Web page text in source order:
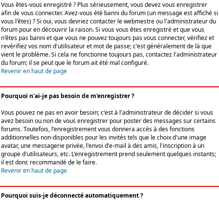
Vous êtes-vous enregistré ? Plus sérieusement, vous devez vous enregistrer
afin de vous connecter. Avez-vous été banni du forum (un message est affiché si
vous l'êtes) ? Si oui, vous devriez contacter le webmestre ou l'administrateur du
forum pour en découvrir la raison. Si vous vous êtes enregistré et que vous
n'êtes pas banni et que vous ne pouvez toujours pas vous connecter, vérifiez et
revérifiez vos nom d'utilisateur et mot de passe; c'est généralement de là que
vient le problème. Si cela ne fonctionne toujours pas, contactez l'administrateur
du forum; il se peut que le forum ait été mal configuré.
Revenir en haut de page
Pourquoi n'ai-je pas besoin de m'enregistrer ?
Vous pouvez ne pas en avoir besoin; c'est à l'administrateur de décider si vous
avez besoin ou non de vous enregistrer pour poster des messages sur certains
forums. Toutefois, l'enregistrement vous donnera accès à des fonctions
additionnelles non-disponibles pour les invités tels que le choix d'une image
avatar, une messagerie privée, l'envoi d'e-mail à des amis, l'inscription à un
groupe d'utilisateurs, etc. L'enregistrement prend seulement quelques instants;
il est donc recommandé de le faire.
Revenir en haut de page
Pourquoi suis-je déconnecté automatiquement ?